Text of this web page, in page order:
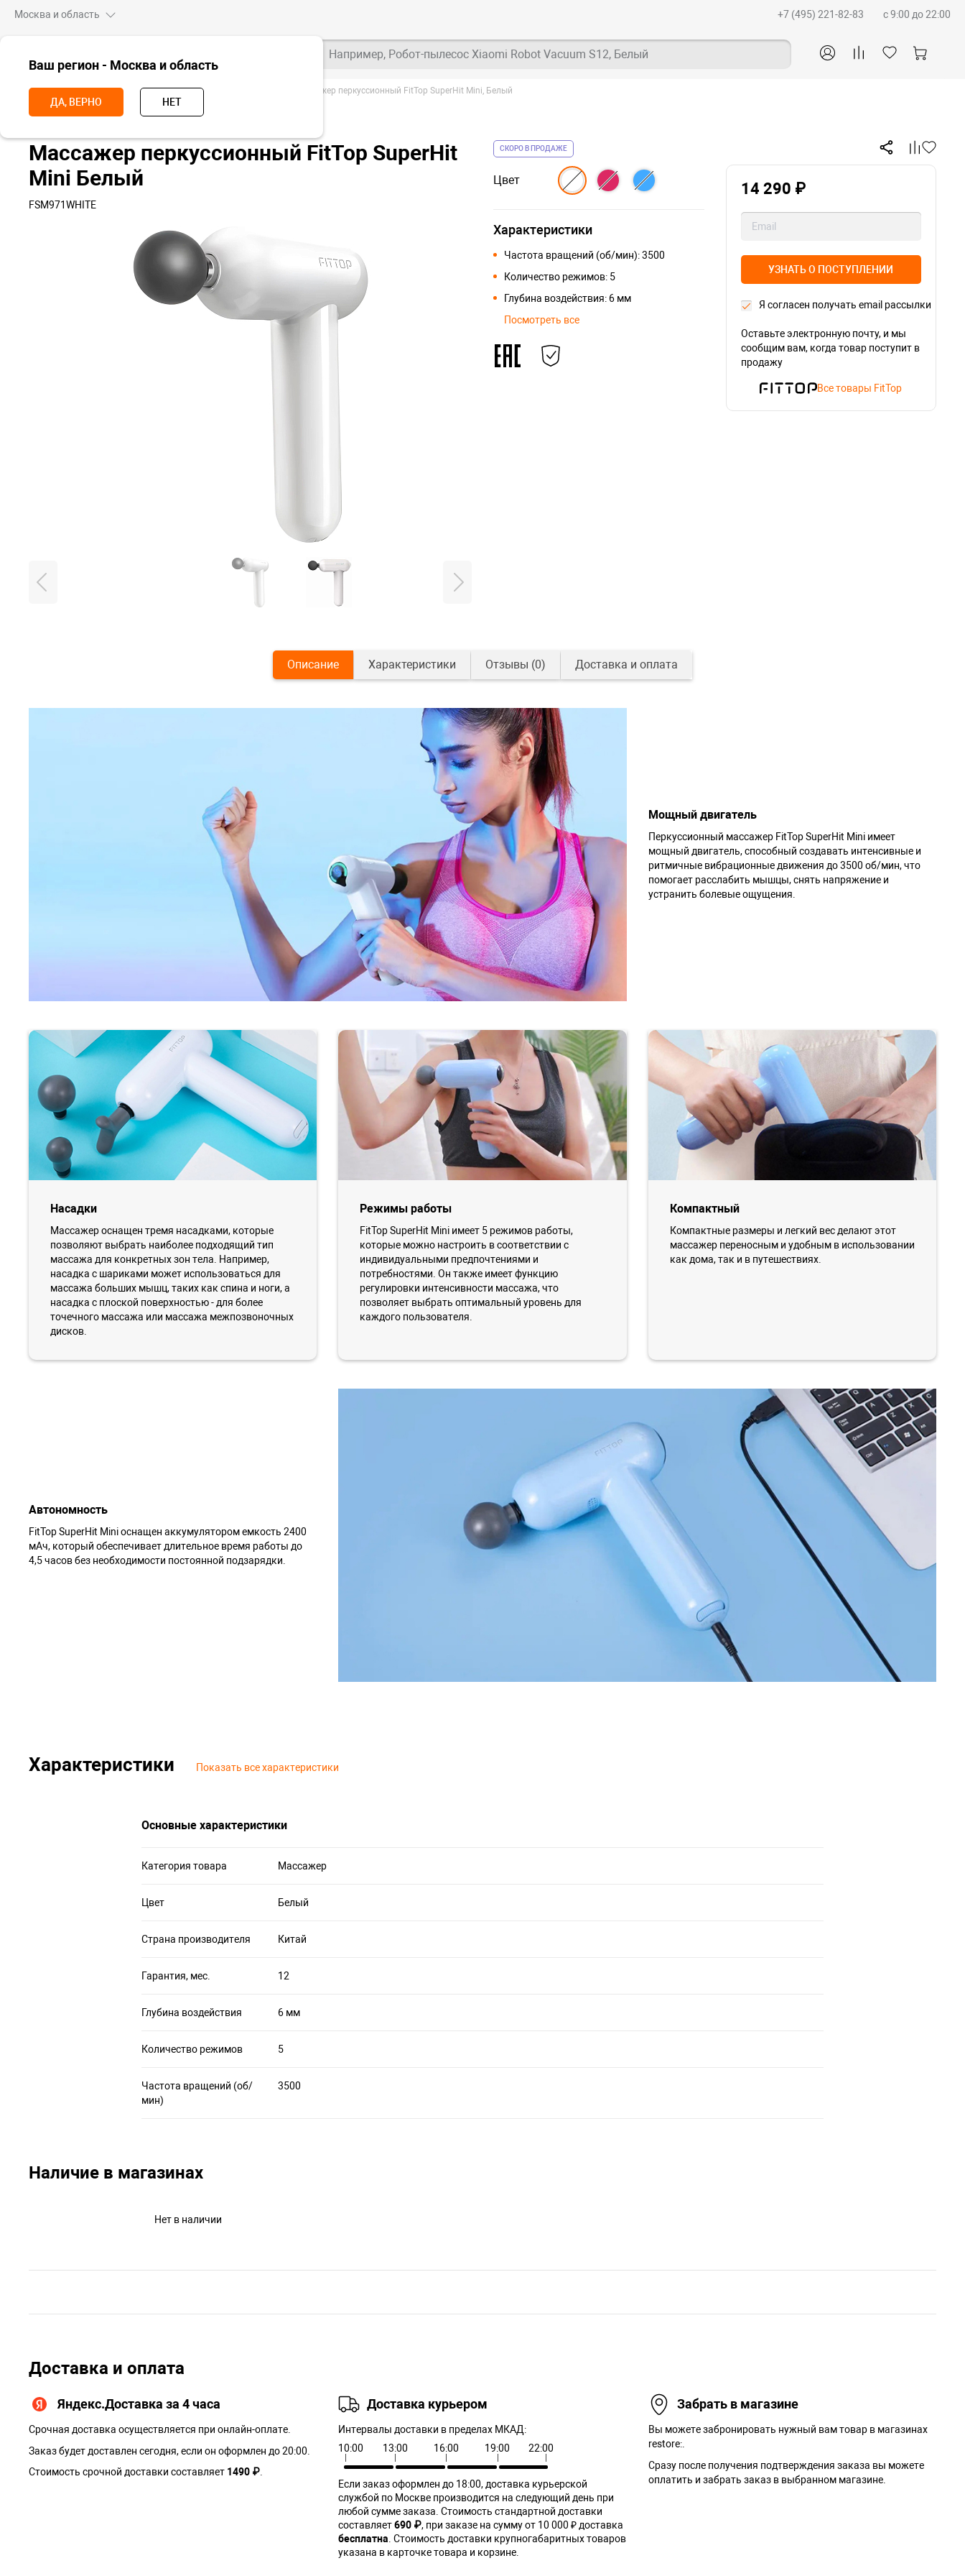
Москва и область
Ваш регион - Москва и область
ДА, ВЕРНО НЕТ
+7 (495) 221-82-83 c 9:00 до 22:00
Например, Робот-пылесос Xiaomi Robot Vacuum S12, Белый
Главная Для дома Красота и здоровье Массажер перкуссионный FitTop SuperHit Mini, Белый
Массажер перкуссионный FitTop SuperHit
Mini Белый
FSM971WHITE
СКОРО В ПРОДАЖЕ
Цвет
Характеристики
Частота вращений (об/мин): 3500
Количество режимов: 5
Глубина воздействия: 6 мм
Посмотреть все
14 290 ₽
УЗНАТЬ О ПОСТУПЛЕНИИ
Я согласен получать email рассылки
Оставьте электронную почту, и мы
сообщим вам, когда товар поступит в
продажу
Все товары FitTop
Описание Характеристики Отзывы (0) Доставка и оплата
Мощный двигатель
Перкуссионный массажер FitTop SuperHit Mini имеет
мощный двигатель, способный создавать интенсивные и
ритмичные вибрационные движения до 3500 об/мин, что
помогает расслабить мышцы, снять напряжение и
устранить болевые ощущения.
Насадки
Массажер оснащен тремя насадками, которые
позволяют выбрать наиболее подходящий тип
массажа для конкретных зон тела. Например,
насадка с шариками может использоваться для
массажа больших мышц, таких как спина и ноги, а
насадка с плоской поверхностью - для более
точечного массажа или массажа межпозвоночных
дисков.
Режимы работы
FitTop SuperHit Mini имеет 5 режимов работы,
которые можно настроить в соответствии с
индивидуальными предпочтениями и
потребностями. Он также имеет функцию
регулировки интенсивности массажа, что
позволяет выбрать оптимальный уровень для
каждого пользователя.
Компактный
Компактные размеры и легкий вес делают этот
массажер переносным и удобным в использовании
как дома, так и в путешествиях.
Автономность
FitTop SuperHit Mini оснащен аккумулятором емкость 2400
мАч, который обеспечивает длительное время работы до
4,5 часов без необходимости постоянной подзарядки.
Характеристики Показать все характеристики
Основные характеристики
Категория товара Массажер
Цвет Белый
Страна производителя Китай
Гарантия, мес. 12
Глубина воздействия 6 мм
Количество режимов 5
Частота вращений (об/
мин)
3500
Наличие в магазинах
Нет в наличии
Доставка и оплата
Яндекс.Доставка за 4 часа
Срочная доставка осуществляется при онлайн-оплате.
Заказ будет доставлен сегодня, если он оформлен до 20:00.
Стоимость срочной доставки составляет 1490 ₽
Доставка курьером
Интервалы доставки в пределах МКАД:
10:00
13:00 16:00 19:00 22:00
Если заказ оформлен до 18:00, доставка курьерской
службой по Москве производится на следующий день при
любой сумме заказа. Cтоимость стандартной доставки
составляет690 ₽, при заказе на сумму от 10 000 ₽ доставка
бесплатна . Стоимость доставки крупногабаритных товаров
указана в карточке товара и корзине.
Забрать в магазине
Вы можете забронировать нужный вам товар в магазинах
restore:.
Сразу после получения подтверждения заказа вы можете
оплатить и забрать заказ в выбранном магазине.